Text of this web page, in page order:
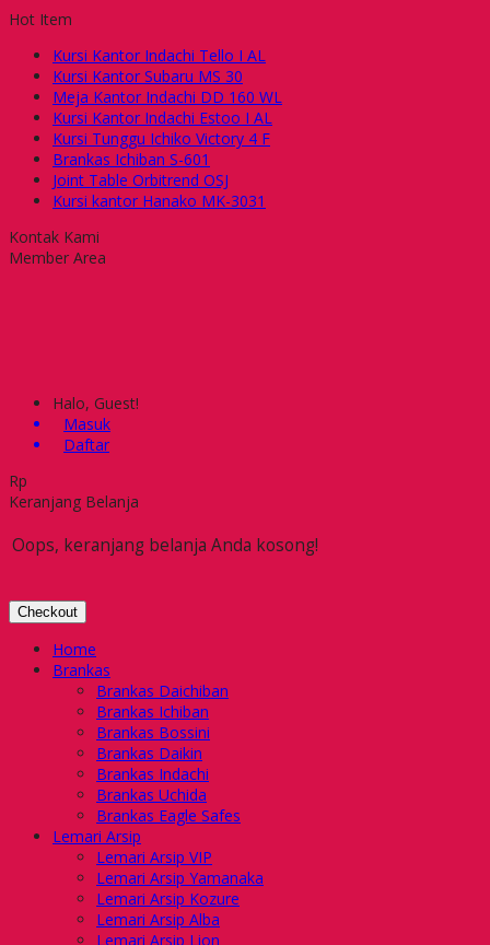
Hot Item
Kursi Kantor Indachi Tello I AL
Kursi Kantor Subaru MS 30
Meja Kantor Indachi DD 160 WL
Kursi Kantor Indachi Estoo I AL
Kursi Tunggu Ichiko Victory 4 F
Brankas Ichiban S-601
Joint Table Orbitrend OSJ
Kursi kantor Hanako MK-3031
Kontak Kami
Member Area
Halo, Guest!
Masuk
Daftar
Rp
Keranjang Belanja
Oops, keranjang belanja Anda kosong!
Checkout
Home
Brankas
Brankas Daichiban
Brankas Ichiban
Brankas Bossini
Brankas Daikin
Brankas Indachi
Brankas Uchida
Brankas Eagle Safes
Lemari Arsip
Lemari Arsip VIP
Lemari Arsip Yamanaka
Lemari Arsip Kozure
Lemari Arsip Alba
Lemari Arsip Lion